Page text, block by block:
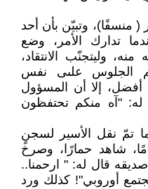
منسفًا)، وتبيّن بأن أحد
تدارك الأمر، وضع
وليتجنّب الانتقاد،
الجلوس علىى نفس
أفضل، إلا أن المسؤول
"آه منكم تحتفظون
تمّ نقل الأسير لسجنٍ
شاهد حمارًا، وصرخ
صديقه قال له: " ارحمنا..
أوروبي"! كذلك ورد